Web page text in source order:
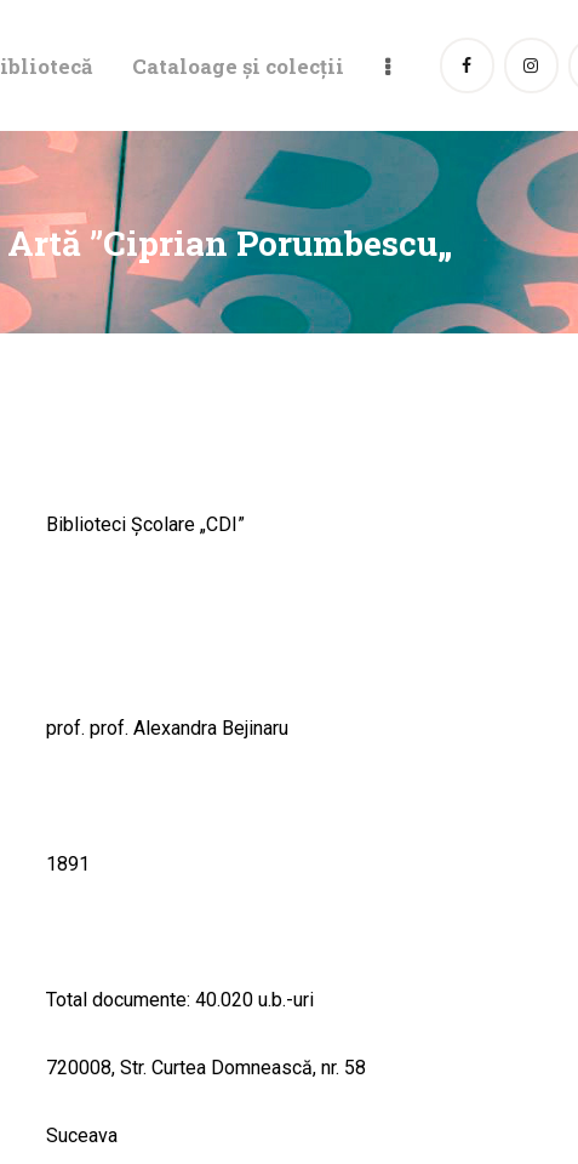
Cataloage și colecții
”Ciprian Porumbescu„
ȘI
Biblioteci Școlare „CDI”
prof. prof. Alexandra Bejinaru
1891
Total documente: 40.020 u.b.-uri
720008, Str. Curtea Domnească, nr. 58
Suceava